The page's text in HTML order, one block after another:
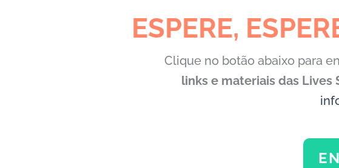
ESPERE,
Clique no botão abaixo para
links e materiais das Lives